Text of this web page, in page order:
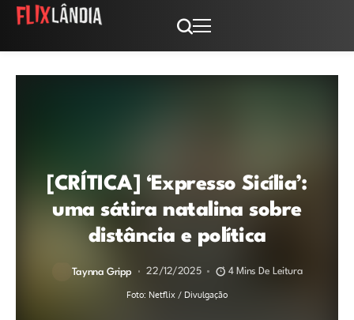
[CRÍTICA] ‘Expresso Sicília’:
uma sátira natalina sobre
distância e política
Taynna Gripp 22/12/2025 4 Mins De Leitura
Foto: Netflix / Divulgação